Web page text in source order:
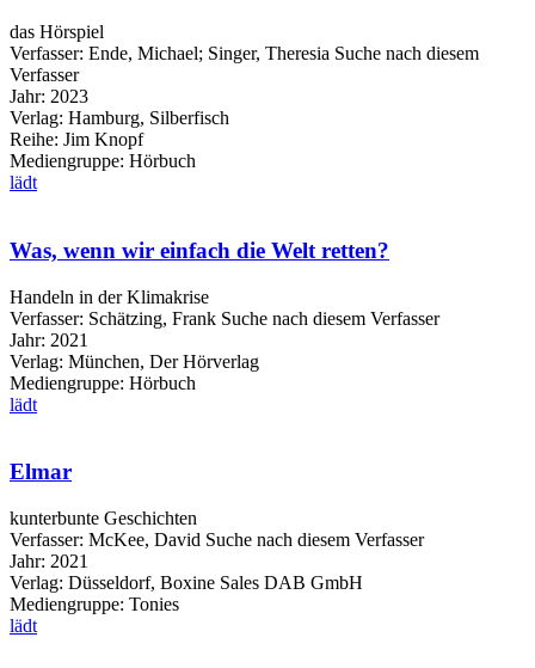
das Hörspiel
Verfasser: Ende, Michael; Singer, Theresia Suche nach diesem
Verfasser
Jahr: 2023
Verlag: Hamburg, Silberfisch
Reihe: Jim Knopf
Mediengruppe: Hörbuch
lädt
Was, wenn wir einfach die Welt retten?
Handeln in der Klimakrise
Verfasser: Schätzing, Frank Suche nach diesem Verfasser
Jahr: 2021
Verlag: München, Der Hörverlag
Mediengruppe: Hörbuch
lädt
Elmar
kunterbunte Geschichten
Verfasser: McKee, David Suche nach diesem Verfasser
Jahr: 2021
Verlag: Düsseldorf, Boxine Sales DAB GmbH
Mediengruppe: Tonies
lädt